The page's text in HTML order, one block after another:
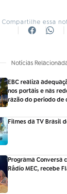
Compartilhe essa
Notícias
EBC realiza
nos portais e nas
razão do período de
Filmes da TV Brasil
Programa Conversa
Rádio MEC, recebe